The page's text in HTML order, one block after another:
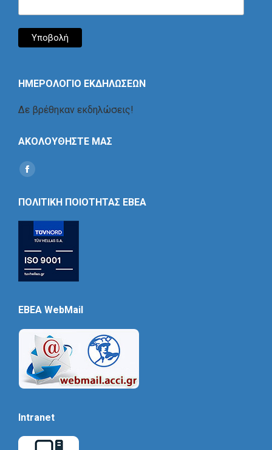
ΗΜΕΡΟΛΟΓΙΟ ΕΚΔΗΛΩΣΕΩΝ
Δε βρέθηκαν εκδηλώσεις!
ΑΚΟΛΟΥΘΗΣΤΕ ΜΑΣ
Find us on:
Social
ΠΟΛΙΤΙΚΗ ΠΟΙΟΤΗΤΑΣ ΕΒΕΑ
EBEA WebMail
Intranet